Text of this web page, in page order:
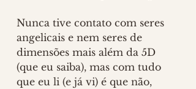
Nunca tive contato com seres
angelicais e nem seres de
dimensões mais além da 5D
(que eu saiba), mas com tudo
que eu li (e já vi) é que não,